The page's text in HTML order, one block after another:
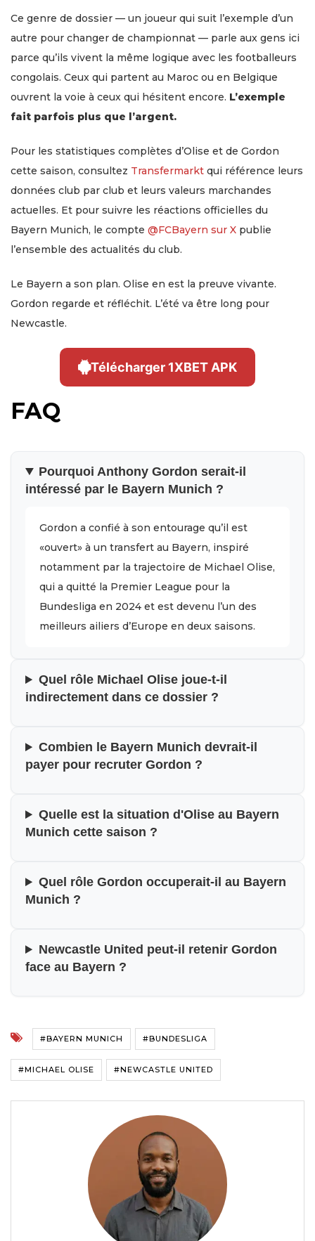
Ce genre de dossier — un joueur qui suit l’exemple d’un
autre pour changer de championnat — parle aux gens ici
parce qu’ils vivent la même logique avec les footballeurs
congolais. Ceux qui partent au Maroc ou en Belgique
ouvrent la voie à ceux qui hésitent encore. L’exemple
fait parfois plus que l’argent.
Pour les statistiques complètes d’Olise et de Gordon
cette saison, consultez Transfermarkt qui référence leurs
données club par club et leurs valeurs marchandes
actuelles. Et pour suivre les réactions officielles du
Bayern Munich, le compte @FCBayern sur X publie
l’ensemble des actualités du club.
Le Bayern a son plan. Olise en est la preuve vivante.
Gordon regarde et réfléchit. L’été va être long pour
Newcastle.
Télécharger 1XBET APK
FAQ
Pourquoi Anthony Gordon serait-il
intéressé par le Bayern Munich ?
Gordon a confié à son entourage qu’il est
«ouvert» à un transfert au Bayern, inspiré
notamment par la trajectoire de Michael Olise,
qui a quitté la Premier League pour la
Bundesliga en 2024 et est devenu l’un des
meilleurs ailiers d’Europe en deux saisons.
Quel rôle Michael Olise joue-t-il
indirectement dans ce dossier ?
Combien le Bayern Munich devrait-il
payer pour recruter Gordon ?
Quelle est la situation d'Olise au Bayern
Munich cette saison ?
Quel rôle Gordon occuperait-il au Bayern
Munich ?
Newcastle United peut-il retenir Gordon
face au Bayern ?
#BAYERN MUNICH #BUNDESLIGA
#MICHAEL OLISE #NEWCASTLE UNITED